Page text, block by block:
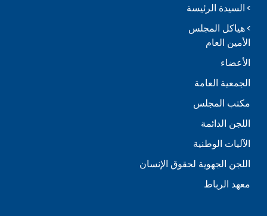
السيدة الرئيسة
هياكل المجلس
الأمين العام
الأعضاء
الجمعية العامة
مكتب المجلس
اللجن الدائمة
الآليات الوطنية
اللجن الجهوية لحقوق الإنسان
معهد الرباط